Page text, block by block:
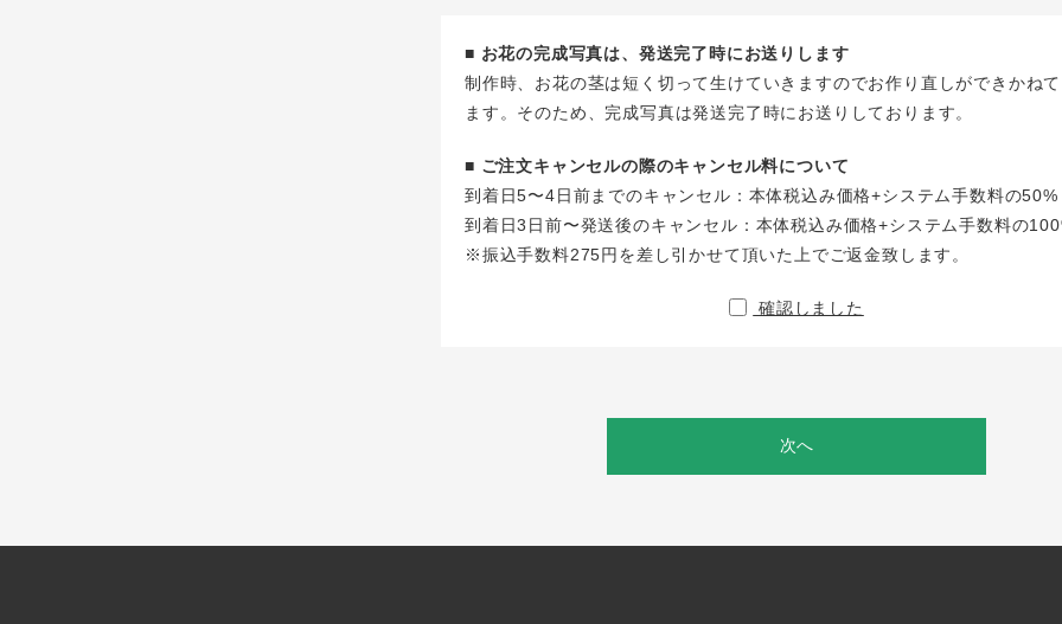
■ お花の完成写真は、発送完了時にお送りします
制作時、お花の茎は短く切って生けていきますのでお作り直しができかね
ます。そのため、完成写真は発送完了時にお送りしております。
■ ご注文キャンセルの際のキャンセル料について
到着日5〜4日前までのキャンセル：本体税込み価格+システム手数料の50%
到着日3日前〜発送後のキャンセル：本体税込み価格+システム手数料の
※振込手数料275円を差し引かせて頂いた上でご返金致します。
確認しました
次へ